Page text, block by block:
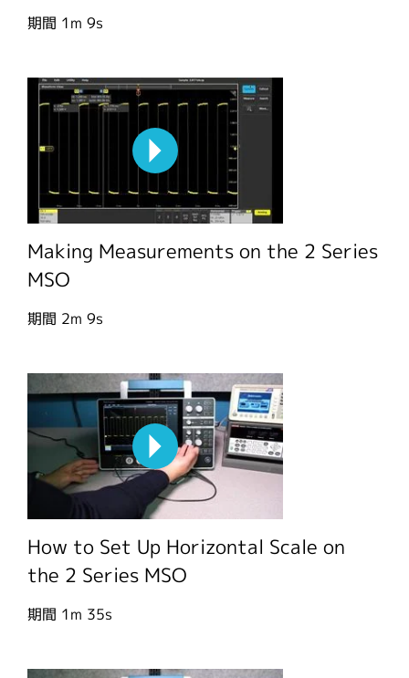
期間 1m 9s
Making Measurements on the 2 Series
MSO
期間 2m 9s
How to Set Up Horizontal Scale on
the 2 Series MSO
期間 1m 35s